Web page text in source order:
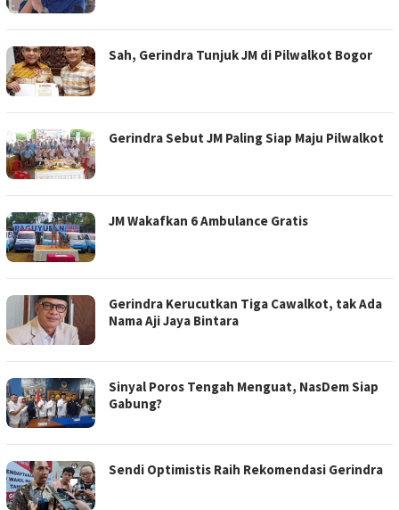
Sah, Gerindra Tunjuk JM di Pilwalkot Bogor
Gerindra Sebut JM Paling Siap Maju Pilwalkot
JM Wakafkan 6 Ambulance Gratis
Gerindra Kerucutkan Tiga Cawalkot, tak Ada
Nama Aji Jaya Bintara
Sinyal Poros Tengah Menguat, NasDem Siap
Gabung?
Sendi Optimistis Raih Rekomendasi Gerindra